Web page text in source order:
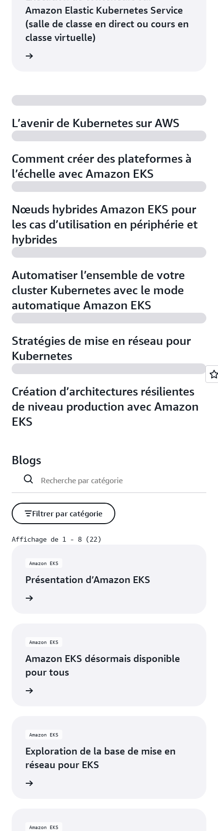
Amazon Elastic Kubernetes Service
(salle de classe en direct ou cours en
classe virtuelle)
L’avenir de Kubernetes sur AWS
Comment créer des plateformes à
l’échelle avec Amazon EKS
Nœuds hybrides Amazon EKS pour
les cas d’utilisation en périphérie et
hybrides
Automatiser l’ensemble de votre
cluster Kubernetes avec le mode
automatique Amazon EKS
Stratégies de mise en réseau pour
Kubernetes
Création d’architectures résilientes
de niveau production avec Amazon
EKS
Blogs
Filtrer par catégorie
Affichage de 1 - 8 (22)
Amazon EKS
Présentation d’Amazon EKS
Amazon EKS
Amazon EKS désormais disponible
pour tous
Amazon EKS
Exploration de la base de mise en
réseau pour EKS
Amazon EKS